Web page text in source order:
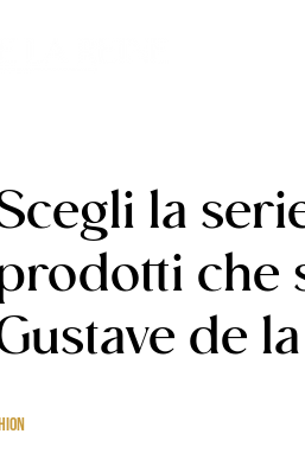
la
che
de